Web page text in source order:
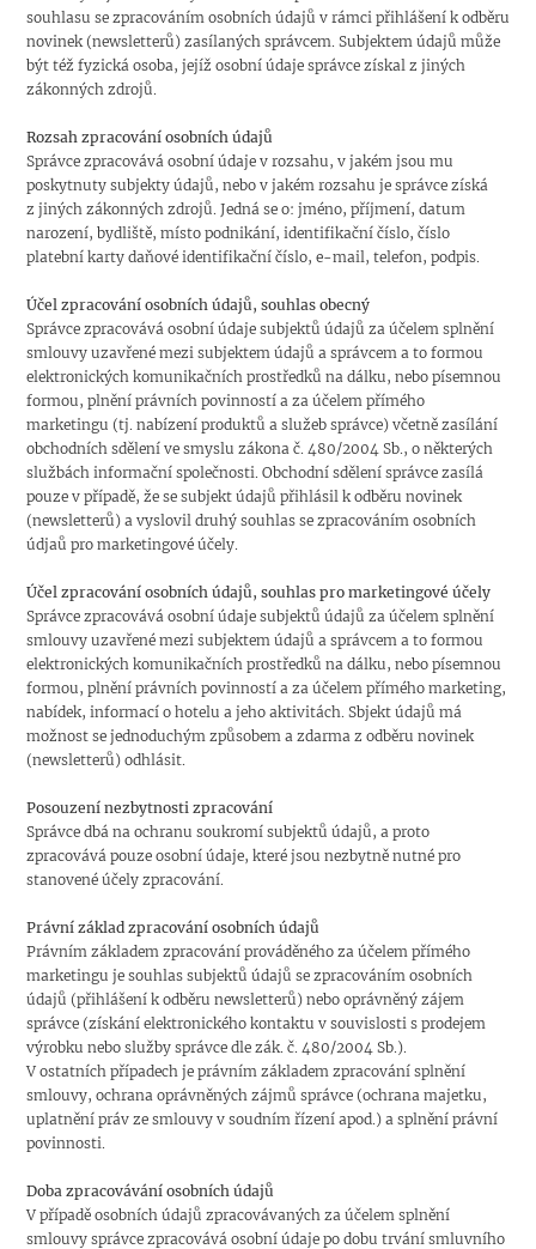
souhlasu se zpracováním osobních údajů v rámci přihlášení k odběru
novinek (newsletterů) zasílaných správcem. Subjektem údajů může
být též fyzická osoba, jejíž osobní údaje správce získal z jiných
zákonných zdrojů.
Rozsah zpracování osobních údajů
Správce zpracovává osobní údaje v rozsahu, v jakém jsou mu
poskytnuty subjekty údajů, nebo v jakém rozsahu je správce získá
z jiných zákonných zdrojů. Jedná se o: jméno, příjmení, datum
narození, bydliště, místo podnikání, identifikační číslo, číslo
platební karty daňové identifikační číslo, e-mail, telefon, podpis.
Účel zpracování osobních údajů, souhlas obecný
Správce zpracovává osobní údaje subjektů údajů za účelem splnění
smlouvy uzavřené mezi subjektem údajů a správcem a to formou
elektronických komunikačních prostředků na dálku, nebo písemnou
formou, plnění právních povinností a za účelem přímého
marketingu (tj. nabízení produktů a služeb správce) včetně zasílání
obchodních sdělení ve smyslu zákona č. 480/2004 Sb., o některých
službách informační společnosti. Obchodní sdělení správce zasílá
pouze v případě, že se subjekt údajů přihlásil k odběru novinek
(newsletterů) a vyslovil druhý souhlas se zpracováním osobních
údjaů pro marketingové účely.
Účel zpracování osobních údajů, souhlas pro marketingové účely
Správce zpracovává osobní údaje subjektů údajů za účelem splnění
smlouvy uzavřené mezi subjektem údajů a správcem a to formou
elektronických komunikačních prostředků na dálku, nebo písemnou
formou, plnění právních povinností a za účelem přímého marketing,
nabídek, informací o hotelu a jeho aktivitách. Sbjekt údajů má
možnost se jednoduchým způsobem a zdarma z odběru novinek
(newsletterů) odhlásit.
Posouzení nezbytnosti zpracování
Správce dbá na ochranu soukromí subjektů údajů, a proto
zpracovává pouze osobní údaje, které jsou nezbytně nutné pro
stanovené účely zpracování.
Právní základ zpracování osobních údajů
Právním základem zpracování prováděného za účelem přímého
marketingu je souhlas subjektů údajů se zpracováním osobních
údajů (přihlášení k odběru newsletterů) nebo oprávněný zájem
správce (získání elektronického kontaktu v souvislosti s prodejem
výrobku nebo služby správce dle zák. č. 480/2004 Sb.).
V ostatních případech je právním základem zpracování splnění
smlouvy, ochrana oprávněných zájmů správce (ochrana majetku,
uplatnění práv ze smlouvy v soudním řízení apod.) a splnění právní
povinnosti.
Doba zpracovávání osobních údajů
V případě osobních údajů zpracovávaných za účelem splnění
smlouvy správce zpracovává osobní údaje po dobu trvání smluvního